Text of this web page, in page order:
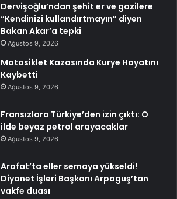
Dervişoğlu’ndan şehit er ve gazilere
“Kendinizi kullandırtmayın” diyen
Bakan Akar’a tepki
Ağustos 9, 2026
Motosiklet Kazasında Kurye Hayatını
Kaybetti
Ağustos 9, 2026
Fransızlara Türkiye’den izin çıktı: O
ilde beyaz petrol arayacaklar
Ağustos 9, 2026
Arafat’ta eller semaya yükseldi!
Diyanet İşleri Başkanı Arpaguş’tan
vakfe duası